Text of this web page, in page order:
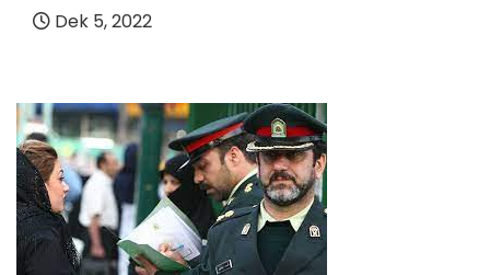
Dek 5, 2022